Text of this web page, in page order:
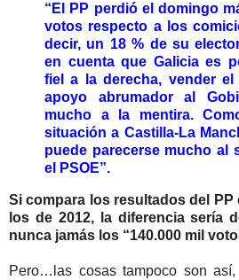
“El PP perdió el domingo
votos respecto a los
decir, un 18 % de su
en cuenta que Galicia es
fiel a la derecha, vender
apoyo abrumador al
mucho a la mentira.
situación a Castilla-La
puede parecerse mucho al
el PSOE”.
Si compara los resultados del PP
los de 2012, la diferencia sería
nunca jamás los “140.000 mil
Pero…las cosas tampoco son